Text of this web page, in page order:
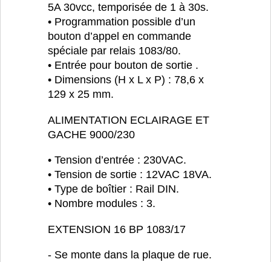
5A 30vcc, temporisée de 1 à 30s.
• Programmation possible d’un
bouton d’appel en commande
spéciale par relais 1083/80.
• Entrée pour bouton de sortie .
• Dimensions (H x L x P) : 78,6 x
129 x 25 mm.
ALIMENTATION ECLAIRAGE ET
GACHE 9000/230
• Tension d’entrée : 230VAC.
• Tension de sortie : 12VAC 18VA.
• Type de boîtier : Rail DIN.
• Nombre modules : 3.
EXTENSION 16 BP 1083/17
- Se monte dans la plaque de rue.